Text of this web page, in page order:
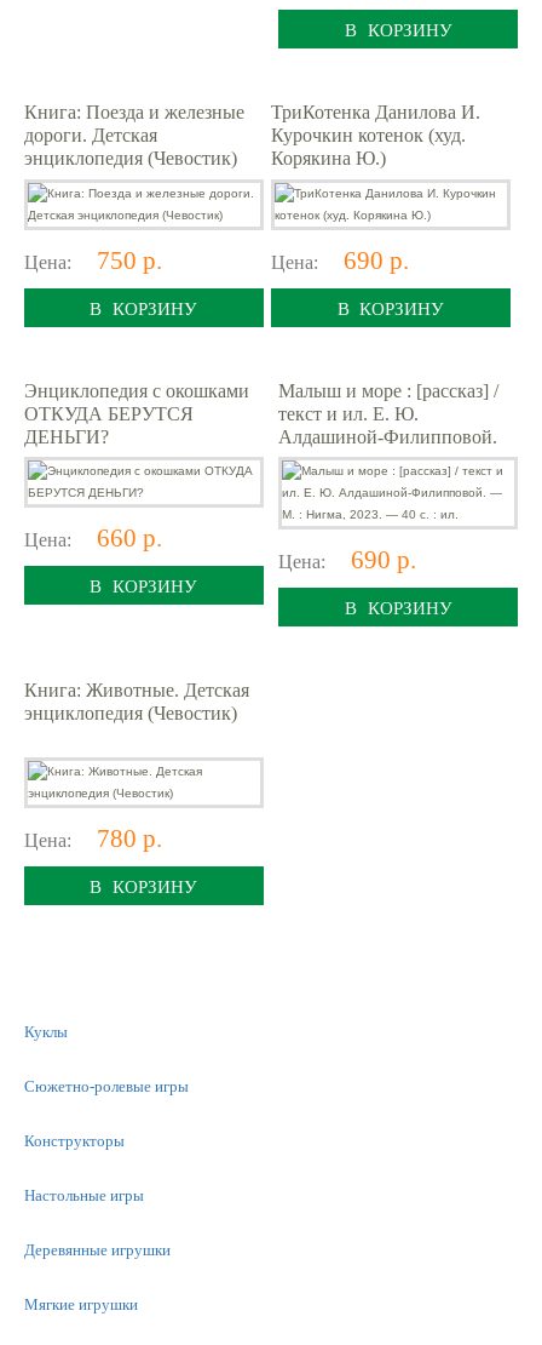
В КОРЗИНУ
Книга: Поезда и железные
дороги. Детская
энциклопедия (Чевостик)
Цена: 750 р.
В КОРЗИНУ
ТриКотенка Данилова И.
Курочкин котенок (худ.
Корякина Ю.)
Цена: 690 р.
В КОРЗИНУ
Энциклопедия с окошками
ОТКУДА БЕРУТСЯ
ДЕНЬГИ?
Цена: 660 р.
В КОРЗИНУ
Малыш и море : [рассказ] /
текст и ил. Е. Ю.
Алдашиной-Филипповой.
— М. : Нигма, 2023. — 40 с.
: ил.
Цена: 690 р.
В КОРЗИНУ
Книга: Животные. Детская
энциклопедия (Чевостик)
Цена: 780 р.
В КОРЗИНУ
Куклы
Сюжетно-ролевые игры
Конструкторы
Настольные игры
Деревянные игрушки
Мягкие игрушки